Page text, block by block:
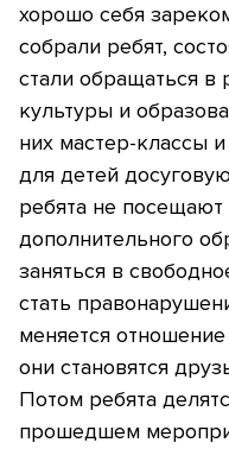
хорошо себя
собрали ребят,
стали обращаться
культуры и
них мастер-классы
для детей
ребята не
дополнительного
заняться в
стать
меняется
они становятся
Потом ребята
прошедшем